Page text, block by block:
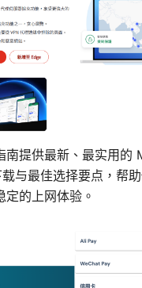
南提供最新、最实用
与最佳选择要点，帮
的上网体验。